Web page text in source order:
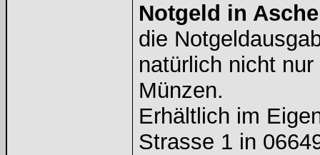
Notgeld in
die
natürlich nicht
Münzen.
Erhältlich im
Strasse 1 in